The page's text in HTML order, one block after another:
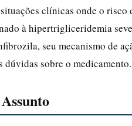
clínicas onde o
à hipertrigliceridemia
seu mecanismo de
dúvidas sobre o medicamento.